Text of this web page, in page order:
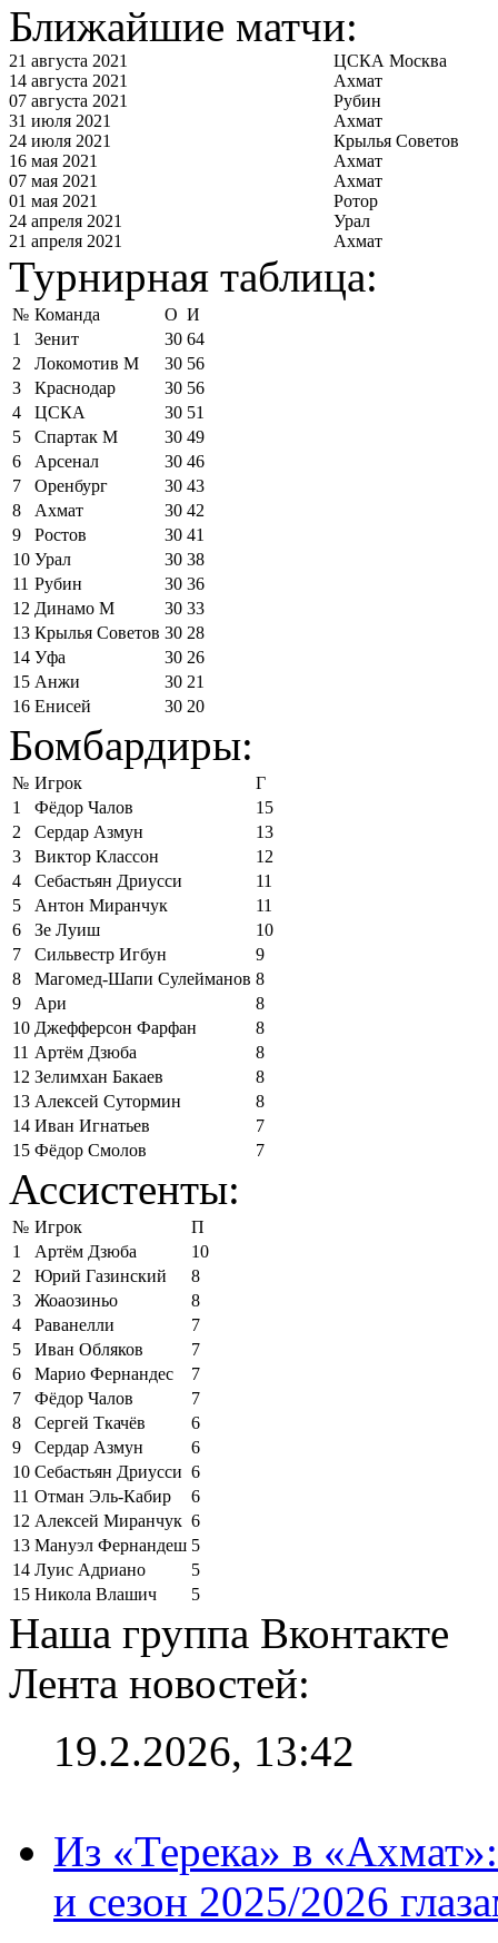
Ближайшие матчи:
21 августа 2021
ЦСКА Москва
14 августа 2021
Ахмат
07 августа 2021
Рубин
31 июля 2021
Ахмат
24 июля 2021
Крылья Советов
16 мая 2021
Ахмат
07 мая 2021
Ахмат
01 мая 2021
Ротор
24 апреля 2021
Урал
21 апреля 2021
Ахмат
Турнирная таблица:
№ Команда О И
1
Зенит 30 64
2
Локомотив М 30 56
3
Краснодар 30 56
4
ЦСКА 30 51
5
Спартак М 30 49
6
Арсенал 30 46
7
Оренбург 30 43
8
Ахмат 30 42
9
Ростов 30 41
10 Урал 30 38
11 Рубин 30 36
12 Динамо М 30 33
13 Крылья Советов 30 28
14 Уфа 30 26
15 Анжи 30 21
16 Енисей 30 20
Бомбардиры:
№ Игрок
Г
1
Фёдор Чалов
15
2
Сердар Азмун
13
3
Виктор Классон
12
4
Себастьян Дриусси
11
5
Антон Миранчук
11
6
Зе Луиш
10
7
Сильвестр Игбун
9
8
Магомед-Шапи Сулейманов 8
9
Ари
8
10 Джефферсон Фарфан
8
11 Артём Дзюба
8
12 Зелимхан Бакаев
8
13 Алексей Сутормин
8
14 Иван Игнатьев
7
15 Фёдор Смолов 7
Ассистенты:
№ Игрок
П
1
Артём Дзюба
10
2
Юрий Газинский
8
3
Жоаозиньо
8
4
Раванелли
7
5
Иван Обляков
7
6
Марио Фернандес
7
7
Фёдор Чалов
7
8
Сергей Ткачёв
6
9
Сердар Азмун
6
10 Себастьян Дриусси 6
11 Отман Эль-Кабир
6
12 Алексей Миранчук 6
13 Мануэл Фернандеш 5
14 Луис Адриано
5
15 Никола Влашич 5
Наша группа Вконтакте
Лента новостей:
19.2.2026, 13:42
Из «Терека» в
и сезон 2025/2026